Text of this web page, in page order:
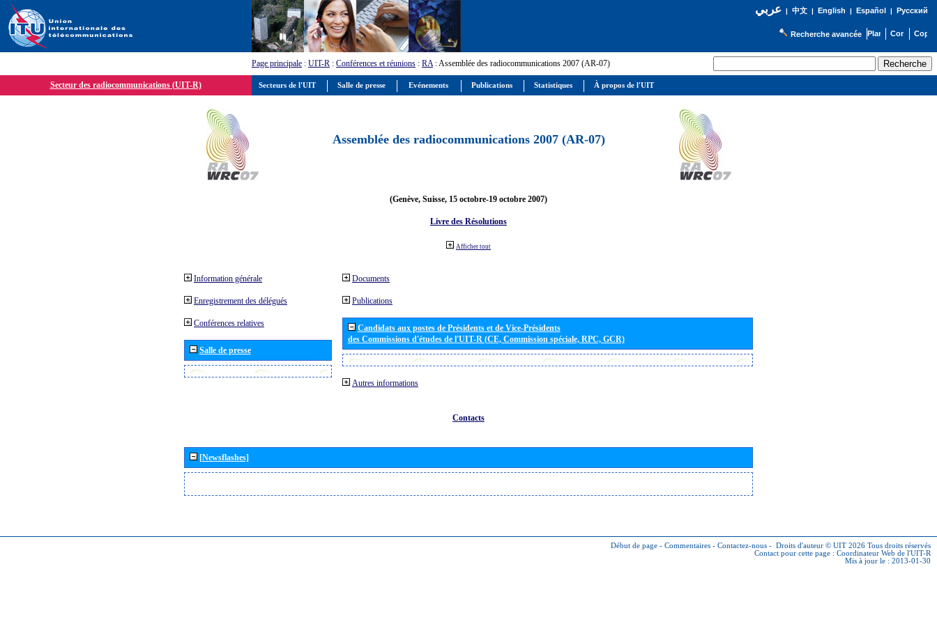
عربي| 中文| English | Español | Русский
Recherche avancée
Page principale : UIT-R : Conférences et réunions : RA: Assemblée des radiocommunications 2007 (AR-07)
Secteur des radiocommunications (UIT-R)
Assemblée des radiocommunications 2007 (AR-07)
(Genève, Suisse, 15 octobre-19 octobre 2007)
Livre des Résolutions
Afficher tout
Information générale
Enregistrement des délégués
Conférences relatives
Salle de presse
Documents
Publications
Candidats aux postes de Présidents et de Vice-Présidents
des Commissions d'études de l'UIT-R (CE, Commission spéciale, RPC, GCR)
Autres informations
Contacts
[Newsflashes]
Début de page - Commentaires - Contactez-nous - Droits d'auteur © UIT 2026 Tous droits réservés
Contact pour cette page : Coordinateur Web de l'UIT-R
Mis à jour le : 2013-01-30
Secteurs de l'UIT Salle de presse Evénements Publications Statistiques À propos de l'UIT